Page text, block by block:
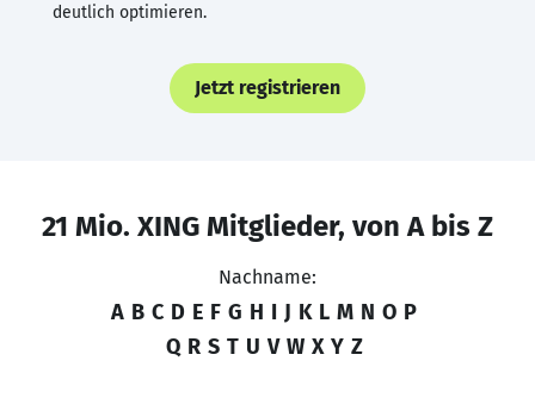
deutlich optimieren.
Jetzt registrieren
21 Mio. XING Mitglieder, von A bis Z
Nachname:
A B C D E F G H I J K L M N O P
Q R S T U V W X Y Z